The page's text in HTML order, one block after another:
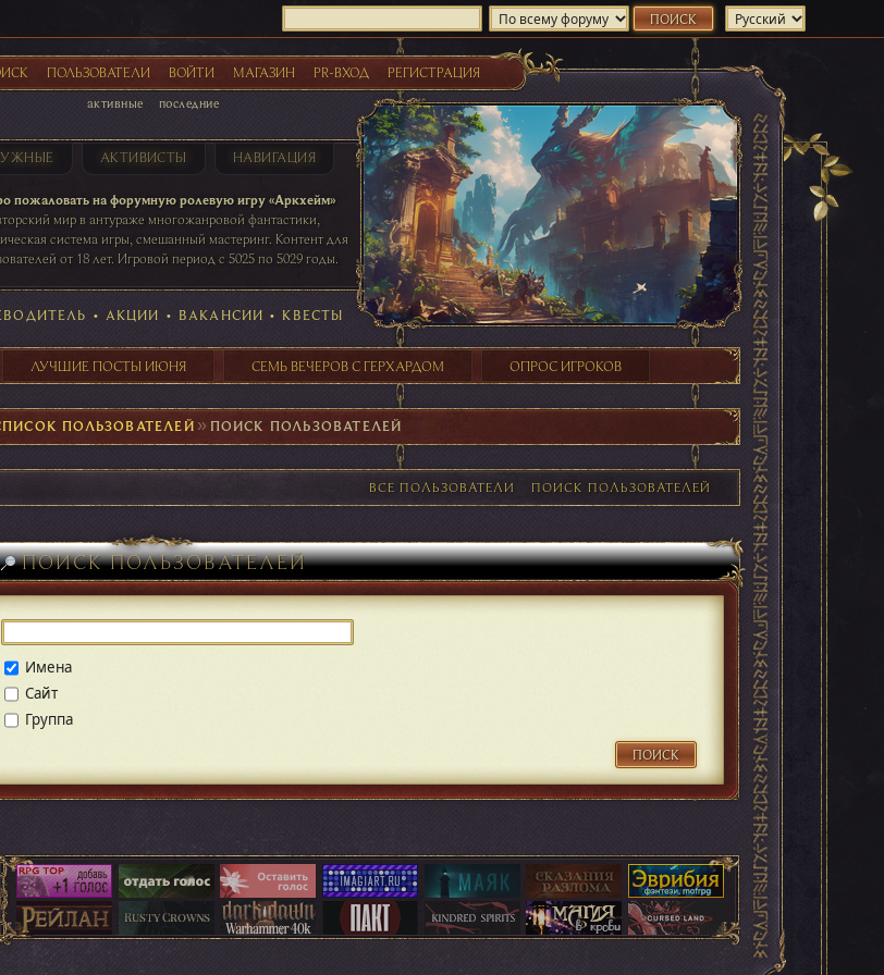
ПОЛЬЗОВАТЕЛИ ВОЙТИ МАГАЗИН PR-ВХОД РЕГИСТРАЦИЯ
активные последние
АКТИВИСТЫ НАВИГАЦИЯ
пожаловать на форумную ролевую игру «Аркхейм»
мир в антураже многожанровой фантастики,
система игры, смешанный мастеринг. Контент для
от 18 лет. Игровой период с 5025 по 5029 годы.
таблице игровой активности
ПОСТОВ 31 ПОСТОВ 29 ПОСТОВ 24 ПОСТОВ
• АКЦИИ • ВАКАНСИИ • КВЕСТЫ
ЛУЧШИЕ ПОСТЫ ИЮНЯ СЕМЬ ВЕЧЕРОВ С ГЕРХАРДОМ ОПРОС ИГРОКОВ
ПОЛЬЗОВАТЕЛЕЙ ►ПОИСК ПОЛЬЗОВАТЕЛЕЙ
ВСЕ ПОЛЬЗОВАТЕЛИ ПОИСК ПОЛЬЗОВАТЕЛЕЙ
ПОИСК ПОЛЬЗОВАТЕЛЕЙ
Имена
Сайт
Группа